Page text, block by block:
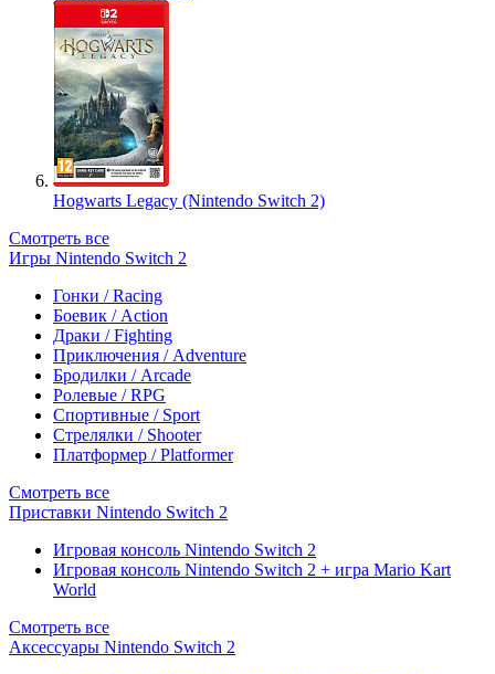
Hogwarts Legacy (Nintendo Switch 2)
Смотреть все
Игры Nintendo Switch 2
Гонки / Racing
Боевик / Action
Драки / Fighting
Приключения / Adventure
Бродилки / Arcade
Ролевые / RPG
Спортивные / Sport
Стрелялки / Shooter
Платформер / Platformer
Смотреть все
Приставки Nintendo Switch 2
Игровая консоль Nintendo Switch 2
Игровая консоль Nintendo Switch 2 + игра Mario Kart
World
Смотреть все
Аксессуары Nintendo Switch 2